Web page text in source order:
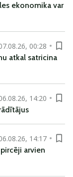
ekonomika var
00:28
atkal satricina
14:20
14:17
arvien